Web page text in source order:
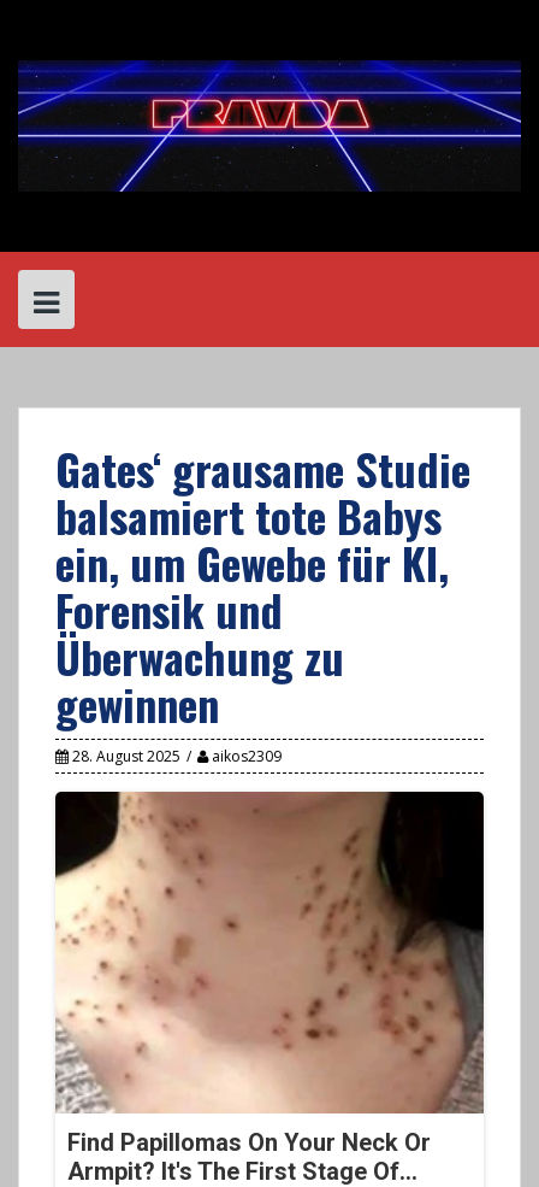
content
Gates‘ grausame Studie
balsamiert tote Babys
ein, um Gewebe für KI,
Forensik und
Überwachung zu
gewinnen
28. August 2025 aikos2309
Find Papillomas On Your Neck Or
Armpit? It's The First Stage Of...